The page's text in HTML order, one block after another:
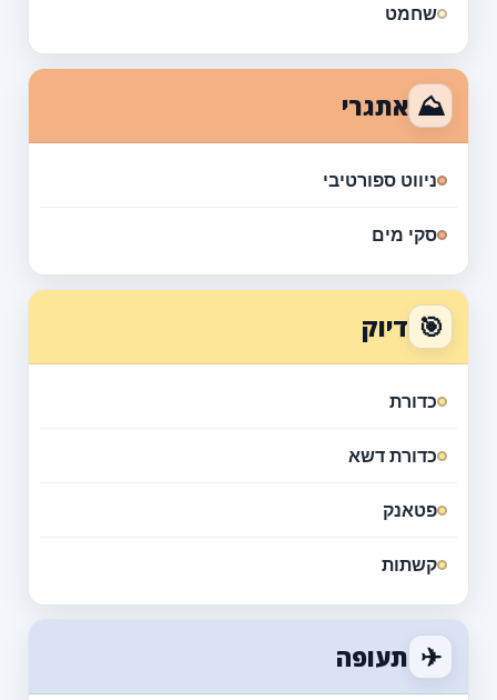
שחמט
⛰ אתגרי
ניווט ספורטיבי
סקי מים
🎯 דיוק
כדורת
כדורת דשא
פטאנק
קשתות
✈ תעופה